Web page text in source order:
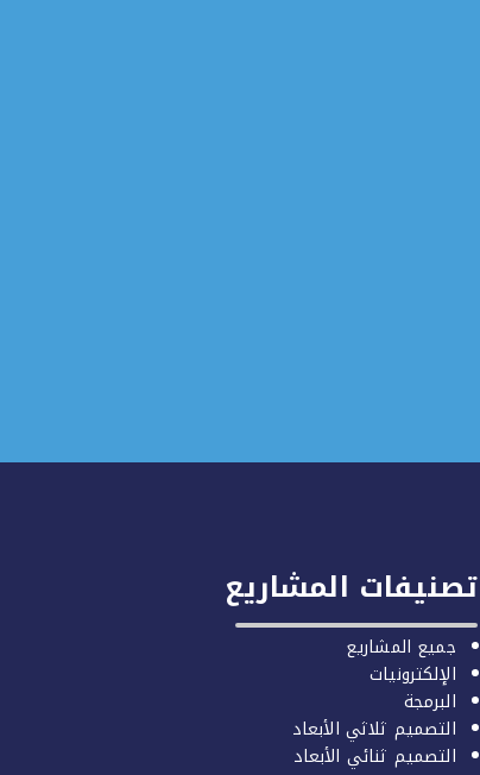
تصنيفات المشاريع
جميع المشاريع
الإلكترونيات
البرمجة
التصميم ثلاثي الأبعاد
التصميم ثنائي الأبعاد